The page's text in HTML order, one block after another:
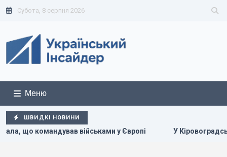
Субота, 8 серпня 2026
Меню
ШВИДКІ НОВИНИ
у Європі У Кіровоградській області